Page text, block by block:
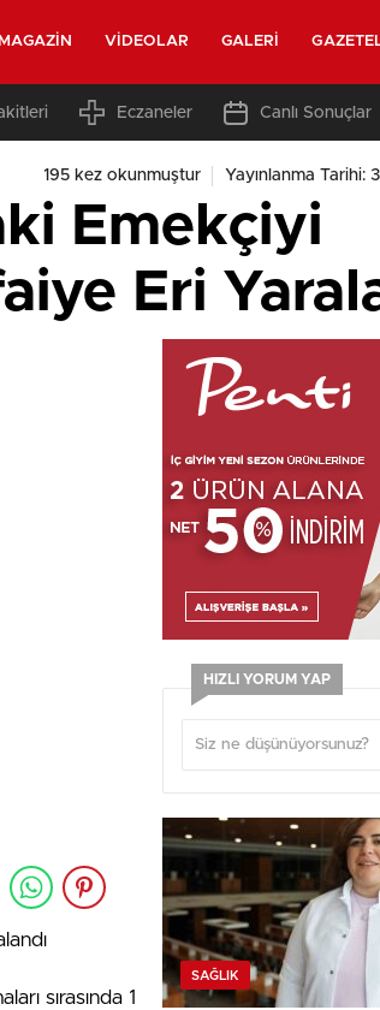
MAGAZIN VIDEOLAR GALERI
Eczaneler Canlı Sonuçlar
195 kez okunmuştur Yayınlanma Tarihi:
Emekçiyi
Eri
sırasında 1
HIZLI YORUM YAP
SAĞLIK